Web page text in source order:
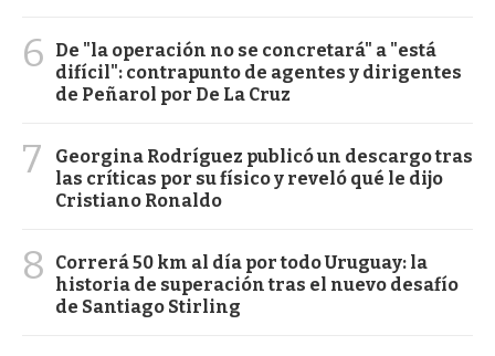
6
De "la operación no se concretará" a "está
difícil": contrapunto de agentes y dirigentes
de Peñarol por De La Cruz
7
Georgina Rodríguez publicó un descargo tras
las críticas por su físico y reveló qué le dijo
Cristiano Ronaldo
8
Correrá 50 km al día por todo Uruguay: la
historia de superación tras el nuevo desafío
de Santiago Stirling